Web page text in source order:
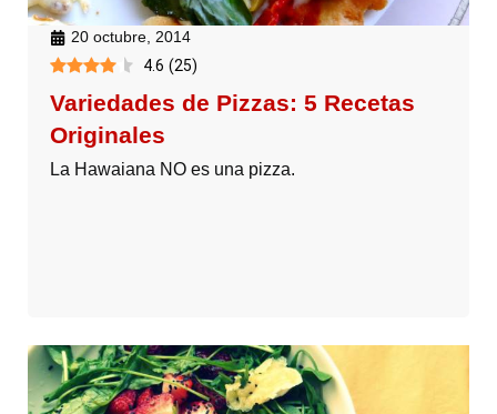
20 octubre, 2014
4.6 (25)
Variedades de Pizzas: 5 Recetas
Originales
La Hawaiana NO es una pizza.